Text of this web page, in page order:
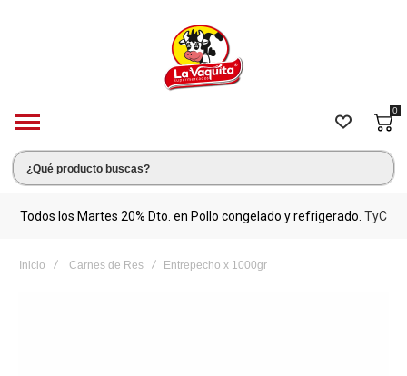
0
Todos los Martes 20% Dto. en Pollo congelado y refrigerado. TyC
Inicio Carnes de Res Entrepecho x 1000gr